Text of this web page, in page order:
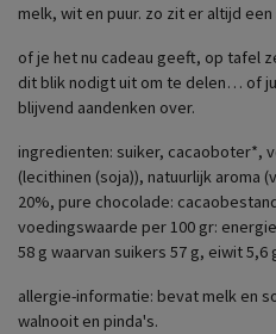
melk, wit en puur. zo zit er altijd
of je het nu cadeau geeft, op tafel
dit blik nodigt uit om te delen… of
blijvend aandenken over.
ingredienten: suiker, cacaoboter*,
(lecithinen (soja)), natuurlijk aroma
20%, pure chocolade:
voedingswaarde per 100 gr:
58 g waarvan suikers 57 g, eiwit
allergie-informatie: bevat melk en
walnooit en pinda's.